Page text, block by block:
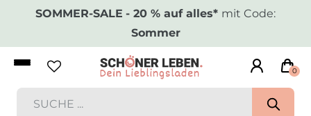
SOMMER-SALE - 20 % auf alles* mit Code:
Sommer
0